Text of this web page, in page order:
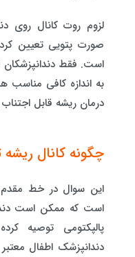
لزوم روت کانال روی
صورت پتویی تعیین
است. فقط دندانپزشکان
به اندازه کافی مناسب
درمان ریشه قابل
چگونه کانال
این سوال در خط مقدم
است که ممکن است
پالپکتومی توصیه
دندانپزشک اطفال